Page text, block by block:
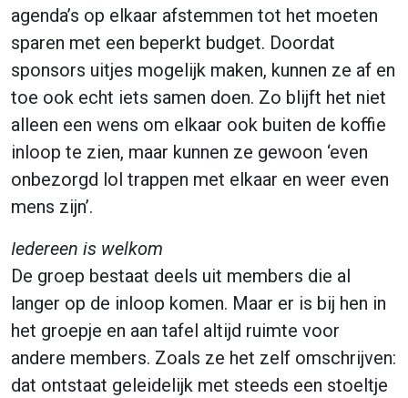
agenda’s op elkaar afstemmen tot het moeten
sparen met een beperkt budget. Doordat
sponsors uitjes mogelijk maken, kunnen ze af en
toe ook echt iets samen doen. Zo blijft het niet
alleen een wens om elkaar ook buiten de koffie
inloop te zien, maar kunnen ze gewoon ‘even
onbezorgd lol trappen met elkaar en weer even
mens zijn’.
Iedereen is welkom
De groep bestaat deels uit members die al
langer op de inloop komen. Maar er is bij hen in
het groepje en aan tafel altijd ruimte voor
andere members. Zoals ze het zelf omschrijven:
dat ontstaat geleidelijk met steeds een stoeltje